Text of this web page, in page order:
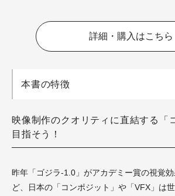
詳細・購入はこちら
本書の特徴
映像制作のクオリティに直結する「
目指そう！
昨年「ゴジラ-1.0」がアカデミー賞の視覚
ど、日本の「コンポジット」や「VFX」は